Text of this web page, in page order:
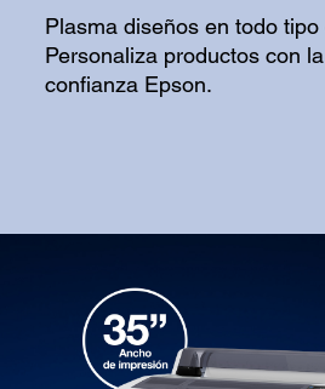
Plasma diseños en todo tipo
Personaliza productos con
confianza Epson.